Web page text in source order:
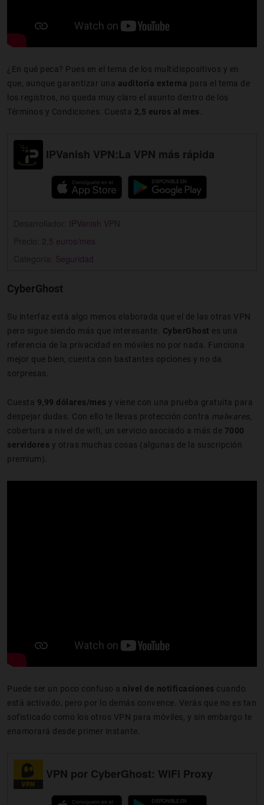
¿En qué peca? Pues en el tema de los multidispositivos y en
que, aunque garantizar una auditoría externa para el tema de
los registros, no queda muy claro el asunto dentro de los
Términos y Condiciones. Cuesta 2,5 euros al mes
IPVanish VPN:La VPN más rápida
IPVanish VPN
2,5 euros/mes
Seguridad
CyberGhost
Su interfaz está algo menos elaborada que el de las otras VPN
pero sigue siendo más que interesante. CyberGhost es una
referencia de la privacidad en móviles no por nada. Funciona
mejor que bien, cuenta con bastantes opciones y no da
sorpresas.
Cuesta 9,99 dólares/mes y viene con una prueba gratuita para
despejar dudas. Con ello te llevas protección contra malwares
cobertura a nivel de wifi, un servicio asociado a más de 7000
servidores y otras muchas cosas (algunas de la suscripción
premium).
Puede ser un poco confuso a nivel de notificaciones cuando
está activado, pero por lo demás convence. Verás que no es tan
sofisticado como los otros VPN para móviles, y sin embargo te
enamorará desde primer instante.
VPN por CyberGhost: WiFi Proxy